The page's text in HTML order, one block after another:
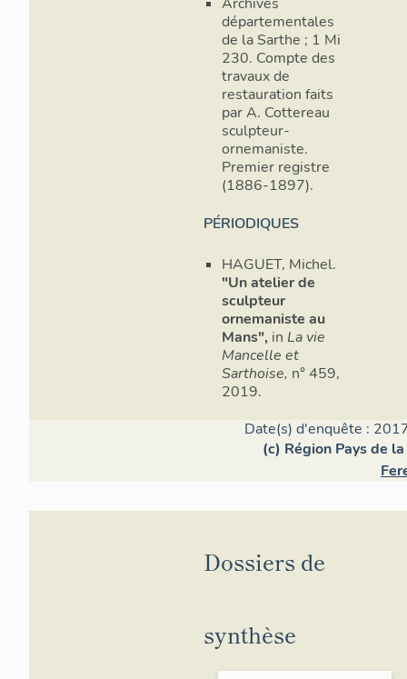
départementales
de la Sarthe ; 1 Mi
230. Compte des
travaux de
restauration faits
par A. Cottereau
sculpteur-
ornemaniste.
Premier registre
(1886-1897).
PÉRIODIQUES
HAGUET, Michel.
"Un atelier de
sculpteur
ornemaniste au
Mans", in La vie
Mancelle et
Sarthoise, n° 459,
2019.
Date(s) d'enquête :
(c) Région Pays de
Dossiers de
synthèse